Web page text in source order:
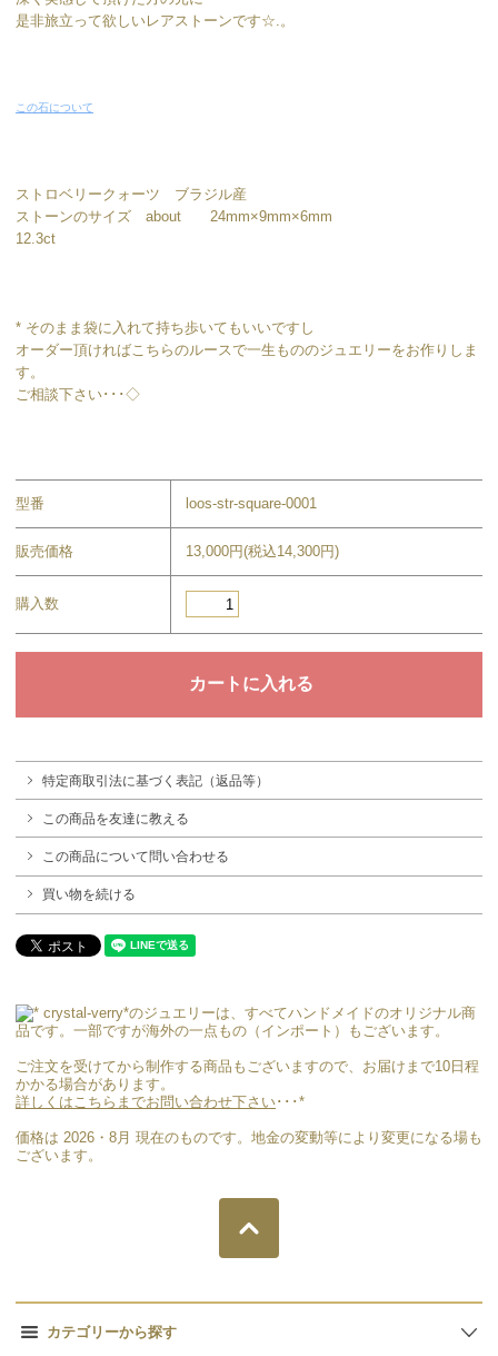
是非旅立って欲しいレアストーンです☆.。
この石について
ストロベリークォーツ ブラジル産
ストーンのサイズ about 24mm×9mm×6mm
12.3ct
* そのまま袋に入れて持ち歩いてもいいですし
オーダー頂ければこちらのルースで一生もののジュエリーをお作りしま
す。
ご相談下さい･･･◇
型番 loos-str-square-0001
販売価格 13,000円(税込14,300円)
購入数
特定商取引法に基づく表記（返品等）
この商品を友達に教える
この商品について問い合わせる
買い物を続ける
crystal-verry*のジュエリーは、すべてハンドメイドのオリジナル商
品です。一部ですが海外の一点もの（インポート）もございます。
ご注文を受けてから制作する商品もございますので、お届けまで10日程
かかる場合があります。
詳しくはこちらまでお問い合わせ下さい･･･*
価格は 2026・8月 現在のものです。地金の変動等により変更になる場も
ございます。
カテゴリーから探す